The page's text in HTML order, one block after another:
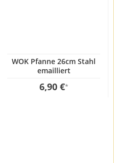
WOK Pfanne 26cm Stahl
emailliert
6,90 €*